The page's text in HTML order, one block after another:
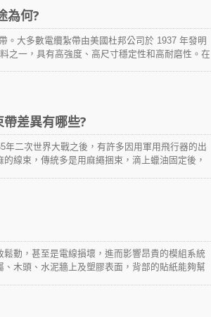
為何?
。大多數電纜紮帶由美國杜邦公司於 1937 年發明
之一，具有高強度、高尺寸穩定性和高耐磨性。在
件(FR1126581A)，1958年Maurus C Logan發表的
始，除了軍用飛機，愈來愈多的民用客機的加入，
因應現場快速的即時組裝需求。冷戰期間除了飛
了更加複雜且廣泛的佈線，電纜的安裝和管理也
或疲乏。舉例來說，如果需要抗紫外線的束帶解
12材質的束帶，這將可以更好的在戶外環境使用，
帶專為食品和製藥行業設計，以支持質量保證，
風險。為了便於目視檢測，這些電纜紮帶通常為
差異有哪些?
二次世界大戰之後，有許多因用軍用飛行器的出
線束，傳統多是用麻繩捆束，滴上蠟油固定後，
動，甚至是電線損壞，進而影響昂貴的模組系統
木頭、水泥牆上及塑膠表面，背部的貼紙能夠幫